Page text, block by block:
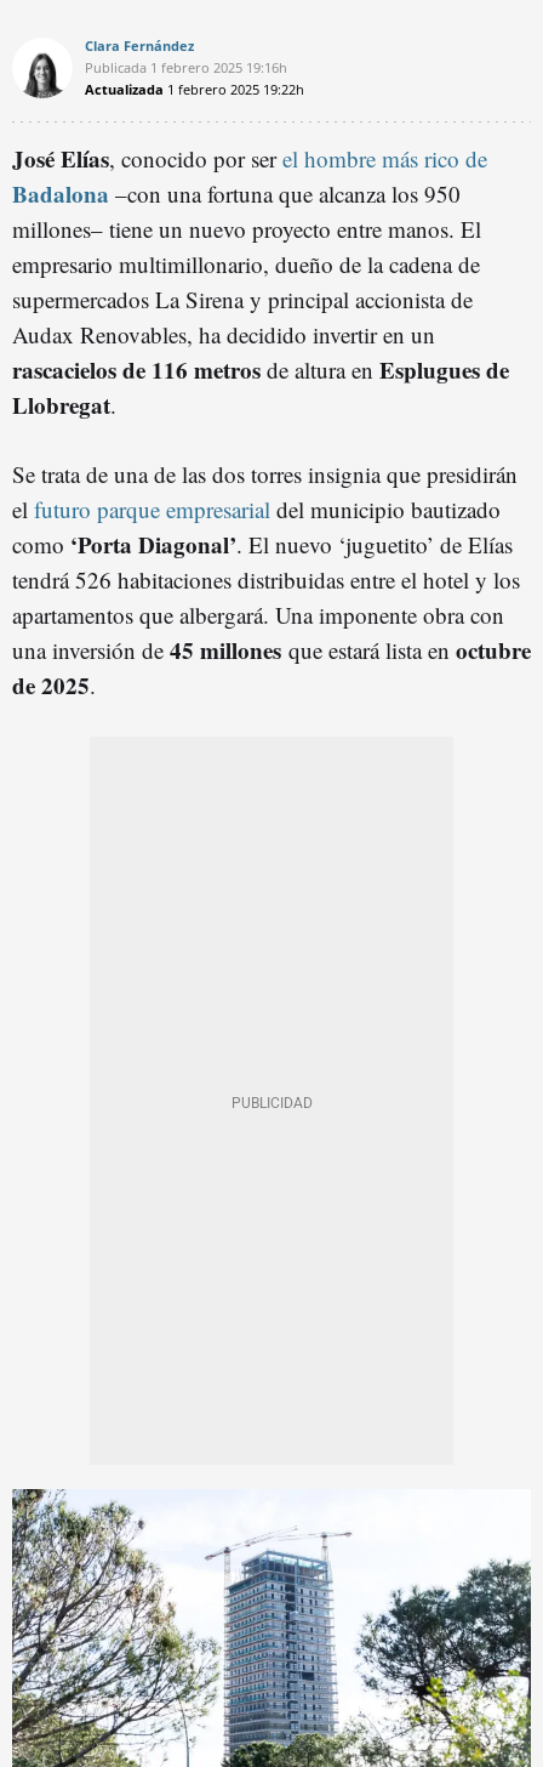
Clara Fernández
Publicada 1 febrero 2025 19:16h
Actualizada 1 febrero 2025 19:22h
José Elías, conocido por serel hombre más rico de
Badalona –con una fortuna que alcanza los 950
millones– tiene un nuevo proyecto entre manos. El
empresario multimillonario, dueño de la cadena de
supermercados La Sirena y principal accionista de
Audax Renovables, ha decidido invertir en un
rascacielos de 116 metros de altura en Esplugues de
Llobregat.
Se trata de una de las dos torres insignia que presidirán
el futuro parque empresarial del municipio bautizado
como ‘Porta Diagonal’. El nuevo ‘juguetito’ de Elías
tendrá 526 habitaciones distribuidas entre el hotel y los
apartamentos que albergará. Una imponente obra con
una inversión de 45 millones que estará lista en octubre
de 2025.